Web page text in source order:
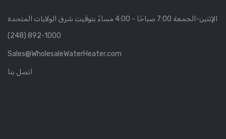
الإثنين-الجمعة 7:00 صباحًا - 4:00 مساءً بتوقيت شرق الولايات المتحدة
(248) 892-1000
Sales@WholesaleWaterHeater.com
اتصل بنا